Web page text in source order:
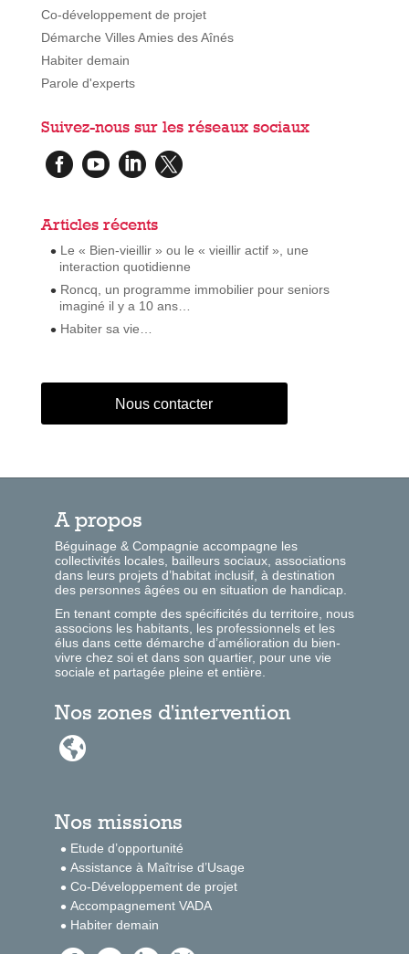
Co-développement de projet
Démarche Villes Amies des Aînés
Habiter demain
Parole d'experts
Suivez-nous sur les réseaux sociaux
   
Articles récents
Le « Bien-vieillir » ou le « vieillir actif », une
interaction quotidienne
Roncq, un programme immobilier pour seniors
imaginé il y a 10 ans…
Habiter sa vie…
Nous contacter
A propos
Béguinage & Compagnie accompagne les
collectivités locales, bailleurs sociaux, associations
dans leurs projets d’habitat inclusif, à destination
des personnes âgées ou en situation de handicap.
En tenant compte des spécificités du territoire, nous
associons les habitants, les professionnels et les
élus dans cette démarche d’amélioration du bien-
vivre chez soi et dans son quartier, pour une vie
sociale et partagée pleine et entière.
Nos zones d'intervention

Nos missions
Etude d’opportunité
Assistance à Maîtrise d’Usage
Co-Développement de projet
Accompagnement VADA
Habiter demain